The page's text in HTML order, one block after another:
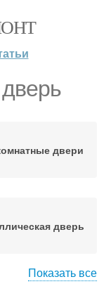
двери
дверь
Показать все